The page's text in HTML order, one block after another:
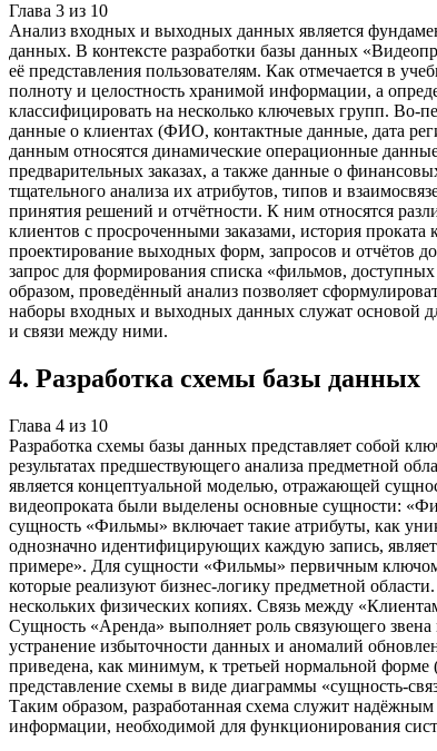
Глава 3 из 10
Анализ входных и выходных данных является
данных. В контексте разработки базы данных
её представления пользователям. Как отмечается в
полноту и целостность хранимой информации, а
классифицировать на несколько ключевых групп. Во-
данные о клиентах (ФИО, контактные данные, дата
данным относятся динамические операционные
предварительных заказах, а также данные о
тщательного анализа их атрибутов, типов и
принятия решений и отчётности. К ним относятся
клиентов с просроченными заказами, история
проектирование выходных форм, запросов и отчётов
запрос для формирования списка «фильмов,
образом, проведённый анализ позволяет
наборы входных и выходных данных служат основой
и связи между ними.
4. Разработка схемы базы данных
Глава 4 из 10
Разработка схемы базы данных представляет собой
результатах предшествующего анализа предметной
является концептуальной моделью, отражающей
видеопроката были выделены основные сущности:
сущность «Фильмы» включает такие атрибуты, как
однозначно идентифицирующих каждую запись,
примере». Для сущности «Фильмы» первичным ключом
которые реализуют бизнес-логику предметной
нескольких физических копиях. Связь между
Сущность «Аренда» выполняет роль связующего
устранение избыточности данных и аномалий
приведена, как минимум, к третьей нормальной форме
представление схемы в виде диаграммы «сущность-
Таким образом, разработанная схема служит
информации, необходимой для функционирования